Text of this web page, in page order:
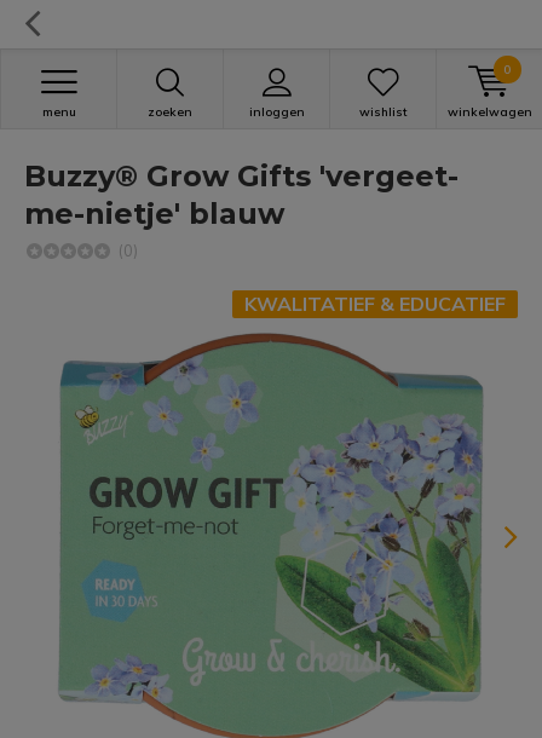
zoeken inloggen
menu wishlist winkelwagen
0
Buzzy® Grow Gifts 'vergeet-
me-nietje' blauw
(0)
KWALITATIEF & EDUCATIEF